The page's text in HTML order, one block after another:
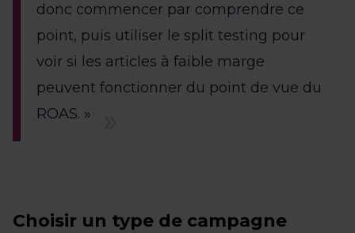
donc commencer par comprendre ce
point, puis utiliser le split testing pour
voir si les articles à faible marge
peuvent fonctionner du point de vue du
ROAS. »
Choisir un type de campagne